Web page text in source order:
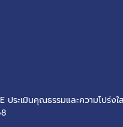
ระเมินคุณธรรมและความโปร่ง